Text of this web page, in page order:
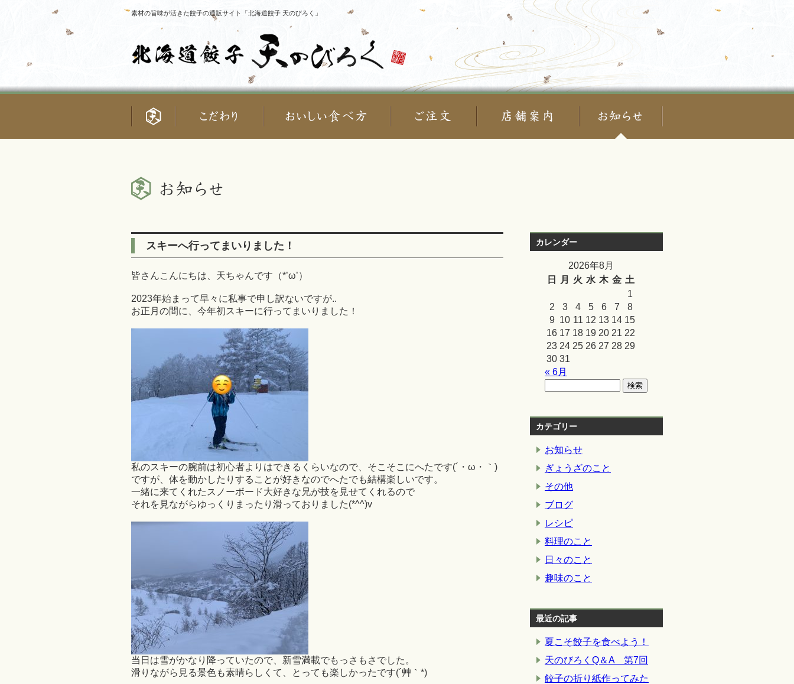
素材の旨味が活きた餃子の通販サイト「北海道餃子 天のびろく」
スキーへ行ってまいりました！
皆さんこんにちは、天ちゃんです（*’ω’）
2023年始まって早々に私事で申し訳ないですが..
お正月の間に、今年初スキーに行ってまいりました！
私のスキーの腕前は初心者よりはできるくらいなので、そこそこにへたです(´・ω・｀)
ですが、体を動かしたりすることが好きなのでへたでも結構楽しいです。
一緒に来てくれたスノーボード大好きな兄が技を見せてくれるので
それを見ながらゆっくりまったり滑っておりました(*^^)v
当日は雪がかなり降っていたので、新雪満載でもっさもさでした。
滑りながら見る景色も素晴らしくて、とっても楽しかったです(´艸｀*)
カレンダー
2026年8月
日
月 火 水 木 金 土
1
2
3 4 5 6 7
8
9 10 11 12 13 14 15
16 17 18 19 20 21 22
23 24 25 26 27 28 29
30 31
« 6月
カテゴリー
お知らせ
ぎょうざのこと
その他
ブログ
レシピ
料理のこと
日々のこと
趣味のこと
最近の記事
夏こそ餃子を食べよう！
天のびろくQ＆A 第7回
餃子の折り紙作ってみた